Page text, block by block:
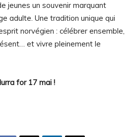
jeunes un souvenir marquant
adulte. Une tradition unique qui
norvégien : célébrer ensemble,
et vivre pleinement le
for 17 mai !